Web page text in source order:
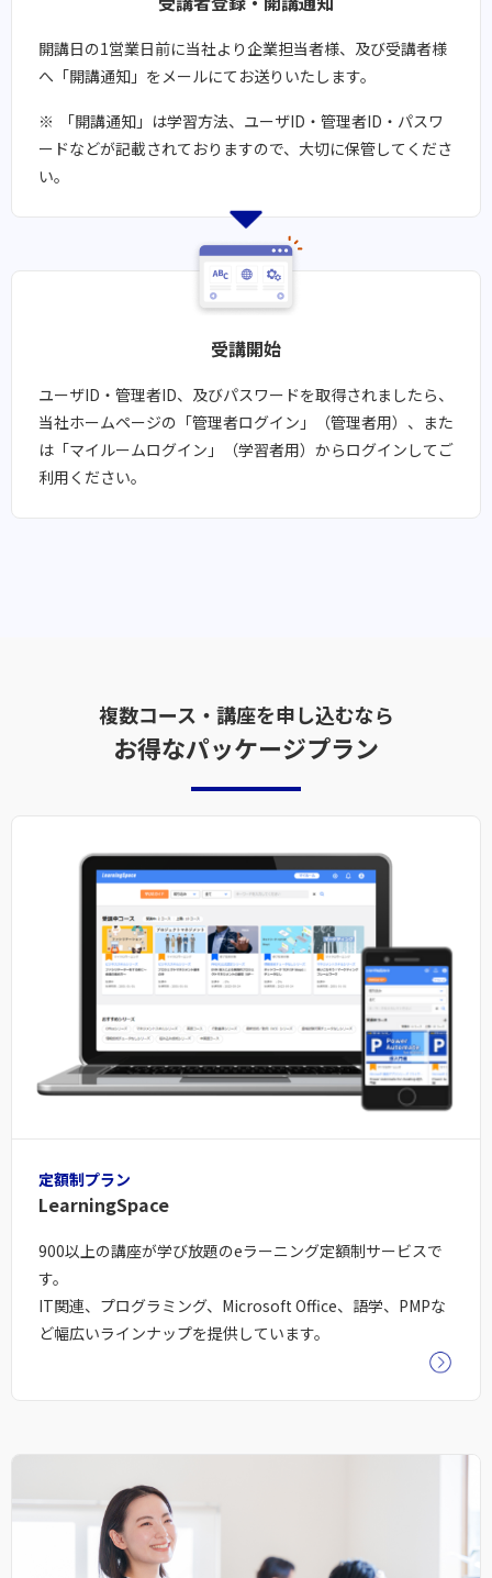
開講日の1営業日前に当社より企業担当者様、及び受講者様
へ「開講通知」をメールにてお送りいたします。
「開講通知」は学習方法、ユーザID・管理者ID・パスワ
ードなどが記載されておりますので、大切に保管してくださ
い。
受講開始​​
ユーザID・管理者ID、及びパスワードを取得されましたら、
当社ホームページの「管理者ログイン」（管理者用）、また
は「マイルームログイン」（学習者用）からログインしてご
利用ください。
複数コース・講座を申し込むなら
お得なパッケージプラン
定額制プラン
LearningSpace
900以上の講座が学び放題のeラーニング定額制サービスで
す。
IT関連、プログラミング、Microsoft Office、語学、PMPな
ど幅広いラインナップを提供しています。